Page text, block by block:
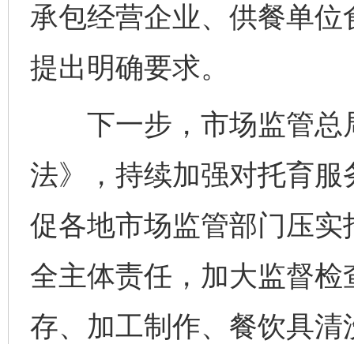
承包经营企业、供餐单
提出明确要求。
下一步，市场监管总
法》，持续加强对托育
促各地市场监管部门压
全主体责任，加大监督
存、加工制作、餐饮具